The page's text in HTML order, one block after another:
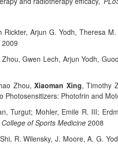
Arjun G. Yodh, Theresa M.
Gwen Lech, Arjun Yodh,
Zhou,Xiaoman Xing, Timothy
Photosensitizers: Photofrin and
Turgut; Mohler, Emile R. III;
of Sports Medicine 2008
R. Wilensky, J. Moore, A. G.